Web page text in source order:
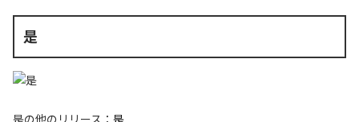
是